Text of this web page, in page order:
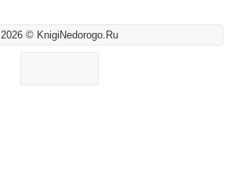
2026 © KnigiNedorogo.Ru